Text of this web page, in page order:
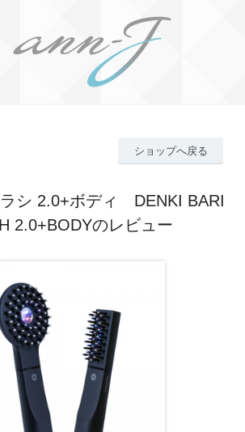
ショップへ戻る
シ 2.0+ボディ DENKI BARI
2.0+BODYのレビュー